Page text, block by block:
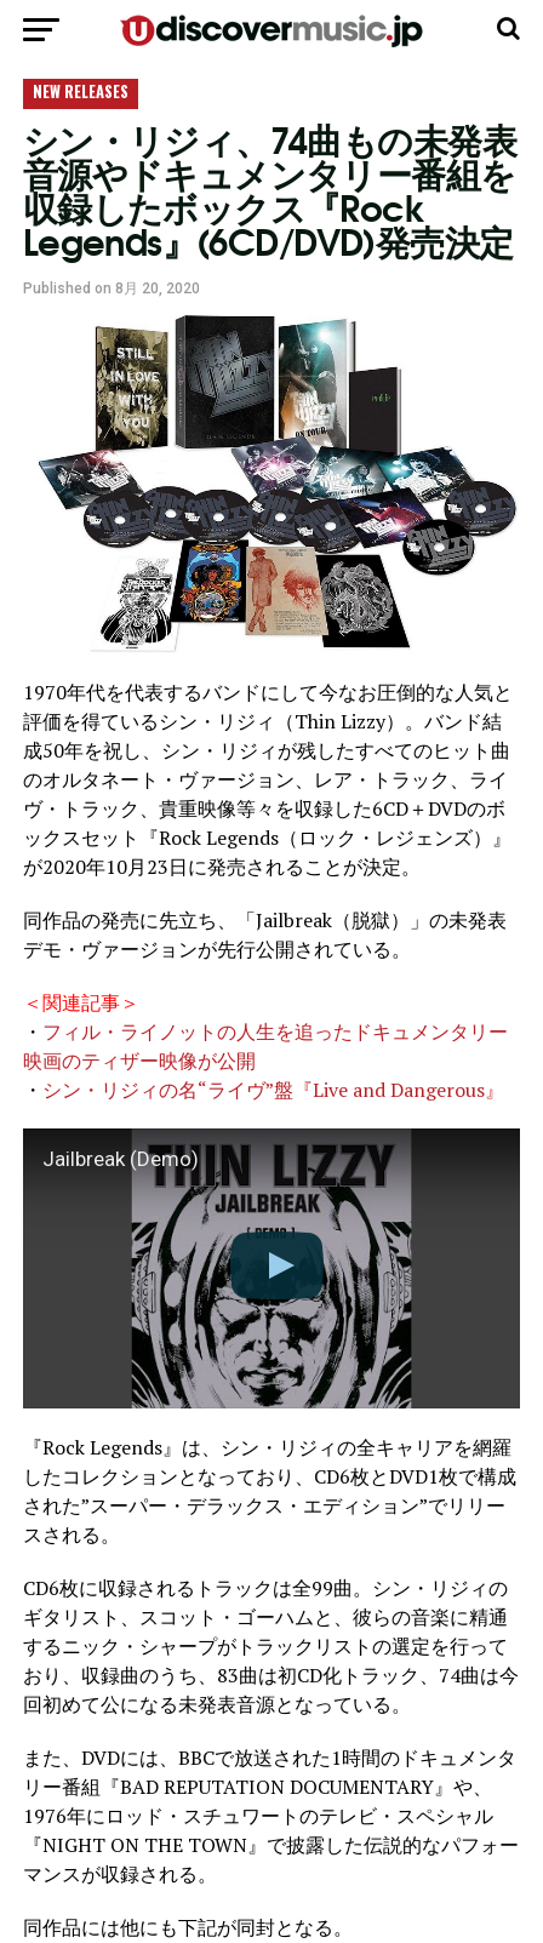
NEW RELEASES
シン・リジィ、74曲もの未発表
音源やドキュメンタリー番組を
収録したボックス『Rock
Legends』(6CD/DVD)発売決定
Published on 8月 20, 2020
1970年代を代表するバンドにして今なお圧倒的な人気と
評価を得ているシン・リジィ（Thin Lizzy）。バンド結
成50年を祝し、シン・リジィが残したすべてのヒット曲
のオルタネート・ヴァージョン、レア・トラック、ライ
ヴ・トラック、貴重映像等々を収録した6CD＋DVDのボ
ックスセット『Rock Legends（ロック・レジェンズ）』
が2020年10月23日に発売されることが決定。
同作品の発売に先立ち、「Jailbreak（脱獄）」の未発表
デモ・ヴァージョンが先行公開されている。
＜関連記事＞
・ フィル・ライノットの人生を追ったドキュメンタリー
映画のティザー映像が公開
・ シン・リジィの名“ライヴ”盤『Live and Dangerous』
Jailbreak (Demo)
『Rock Legends』は、シン・リジィの全キャリアを網羅
したコレクションとなっており、CD6枚とDVD1枚で構成
された”スーパー・デラックス・エディション”でリリー
スされる。
CD6枚に収録されるトラックは全99曲。シン・リジィの
ギタリスト、スコット・ゴーハムと、彼らの音楽に精通
するニック・シャープがトラックリストの選定を行って
おり、収録曲のうち、83曲は初CD化トラック、74曲は今
回初めて公になる未発表音源となっている。
また、DVDには、BBCで放送された1時間のドキュメンタ
リー番組『BAD REPUTATION DOCUMENTARY』や、
1976年にロッド・スチュワートのテレビ・スペシャル
『NIGHT ON THE TOWN』で披露した伝説的なパフォー
マンスが収録される。
同作品には他にも下記が同封となる。
モバイルバージョンに移動